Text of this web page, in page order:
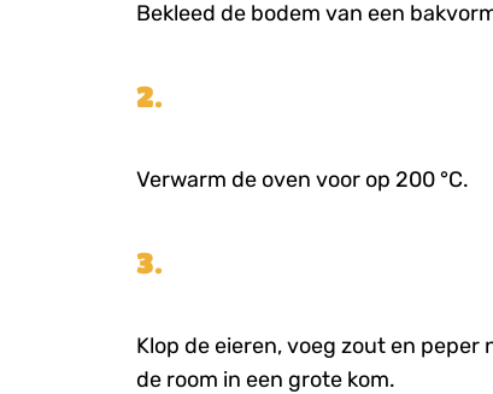
Bekleed de bodem van een
2.
Verwarm de oven voor op 200 °C.
3.
Klop de eieren, voeg zout en peper
de room in een grote kom.